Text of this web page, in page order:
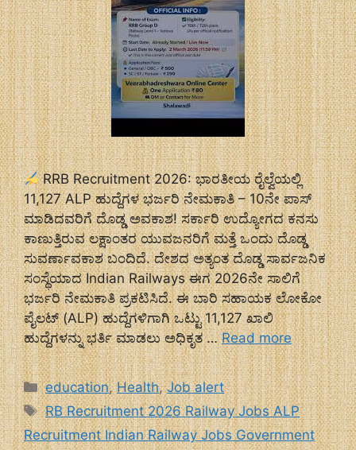
RRB Recruitment 2026: ಭಾರತೀಯ ರೈಲ್ವೆಯಲ್ಲಿ
11,127 ALP ಹುದ್ದೆಗಳ ಭರ್ಜರಿ ನೇಮಕಾತಿ – 10ನೇ ಪಾಸ್
ಮಾಡಿದವರಿಗೆ ದೊಡ್ಡ ಅವಕಾಶ! ಸರ್ಕಾರಿ ಉದ್ಯೋಗದ ಕನಸು
ಕಾಣುತ್ತಿರುವ ಲಕ್ಷಾಂತರ ಯುವಜನರಿಗೆ ಮತ್ತೆ ಒಂದು ದೊಡ್ಡ
ಸುವರ್ಣಾವಕಾಶ ಬಂದಿದೆ. ದೇಶದ ಅತ್ಯಂತ ದೊಡ್ಡ ಸಾರ್ವಜನಿಕ
ಸಂಸ್ಥೆಯಾದ Indian Railways ಈಗ 2026ನೇ ಸಾಲಿಗೆ
ಭರ್ಜರಿ ನೇಮಕಾತಿ ಪ್ರಕಟಿಸಿದೆ. ಈ ಬಾರಿ ಸಹಾಯಕ ಲೋಕೋ
ಪೈಲಟ್ (ALP) ಹುದ್ದೆಗಳಿಗಾಗಿ ಒಟ್ಟು 11,127 ಖಾಲಿ
ಹುದ್ದೆಗಳನ್ನು ಭರ್ತಿ ಮಾಡಲು ಅಧಿಕೃತ …Read more
Categories
education,Health,Job alert
Tags
RB Recruitment 2026 Railway Jobs ALP
Recruitment Indian Railway Jobs Government